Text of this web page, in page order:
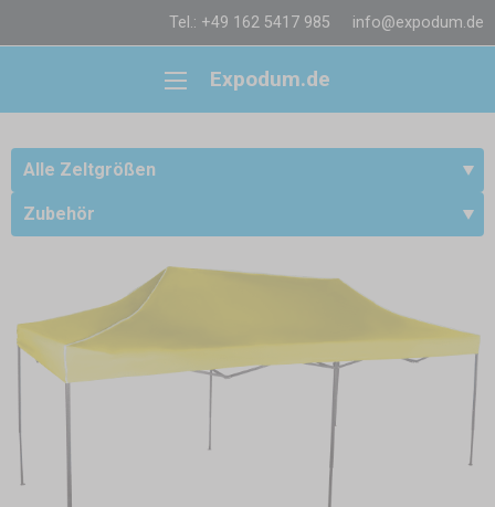
Tel.: +49 162 5417 985 info@expodum.de
Expodum.de
Alle Zeltgrößen
Zubehör